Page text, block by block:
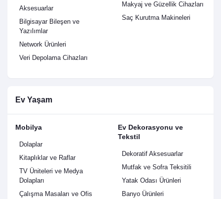
Aksesuarlar
Bilgisayar Bileşen ve
Yazılımlar
Network Ürünleri
Veri Depolama Cihazları
Makyaj ve Güzellik Cihazları
Saç Kurutma Makineleri
Ev Yaşam
Mobilya
Dolaplar
Kitaplıklar ve Raflar
TV Üniteleri ve Medya
Dolapları
Çalışma Masaları ve Ofis
Ev Dekorasyonu ve
Tekstil
Dekoratif Aksesuarlar
Mutfak ve Sofra Teksitili
Yatak Odası Ürünleri
Banyo Ürünleri